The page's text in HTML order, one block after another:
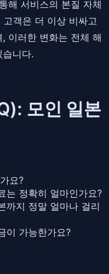
해 서비스의 본질 자체
객은 더 이상 비싸고
이러한 변화는 전체 해
니다.
모인 일본
요?
는 정확히 얼마인가요?
까지 정말 얼마나 걸리
이 가능한가요?